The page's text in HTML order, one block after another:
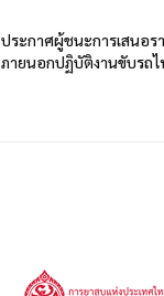
ประกาศผู้ชนะการเสนอร
ภายนอกปฏิบัติงานขับรถ